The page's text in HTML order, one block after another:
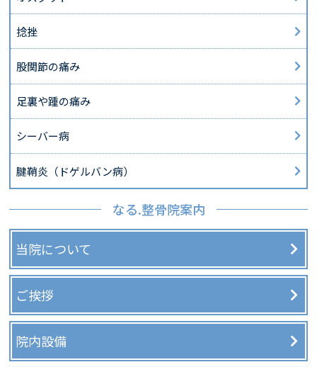
捻挫
股関節の痛み
足裏や踵の痛み
シーバー病
腱鞘炎（ドゲルバン病）
なる.整骨院案内
当院について
ご挨拶
院内設備